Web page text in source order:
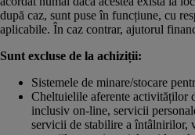
după caz, sunt puse în funcțiune, cu
aplicabile. În caz contrar, ajutorul
Sunt excluse de la achiziții:
Sistemele de minare/stocare
Cheltuielile aferente activităților
inclusiv on-line, servicii
servicii de stabilire a întâlnirilor,